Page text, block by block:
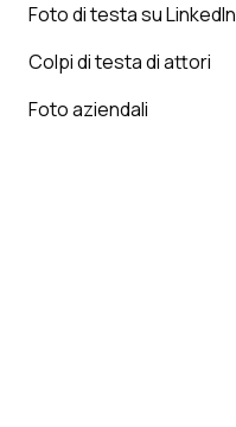
Foto di testa su LinkedIn
Colpi di testa di attori
Foto aziendali